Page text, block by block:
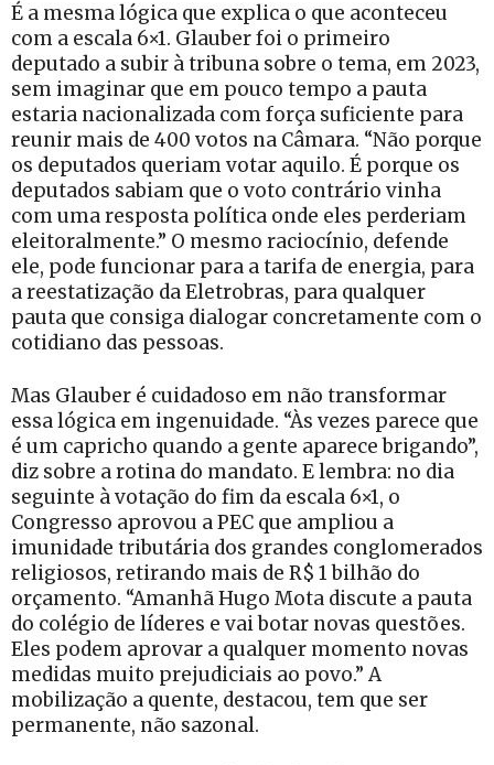
É a mesma lógica que explica o que aconteceu
com a escala 6×1. Glauber foi o primeiro
deputado a subir à tribuna sobre o tema, em 2023,
sem imaginar que em pouco tempo a pauta
estaria nacionalizada com força suficiente para
reunir mais de 400 votos na Câmara. “Não porque
os deputados queriam votar aquilo. É porque os
deputados sabiam que o voto contrário vinha
com uma resposta política onde eles perderiam
eleitoralmente.” O mesmo raciocínio, defende
ele, pode funcionar para a tarifa de energia, para
a reestatização da Eletrobras, para qualquer
pauta que consiga dialogar concretamente com o
cotidiano das pessoas.
Mas Glauber é cuidadoso em não transformar
essa lógica em ingenuidade. “Às vezes parece que
é um capricho quando a gente aparece brigando”,
diz sobre a rotina do mandato. E lembra: no dia
seguinte à votação do fim da escala 6×1, o
Congresso aprovou a PEC que ampliou a
imunidade tributária dos grandes conglomerados
religiosos, retirando mais de R$ 1 bilhão do
orçamento. “Amanhã Hugo Mota discute a pauta
do colégio de líderes e vai botar novas questões.
Eles podem aprovar a qualquer momento novas
medidas muito prejudiciais ao povo.” A
mobilização a quente, destacou, tem que ser
permanente, não sazonal.